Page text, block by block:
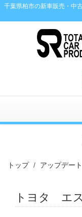
千葉県柏市の新車販売・中
トップ アップデート
トヨタ エ